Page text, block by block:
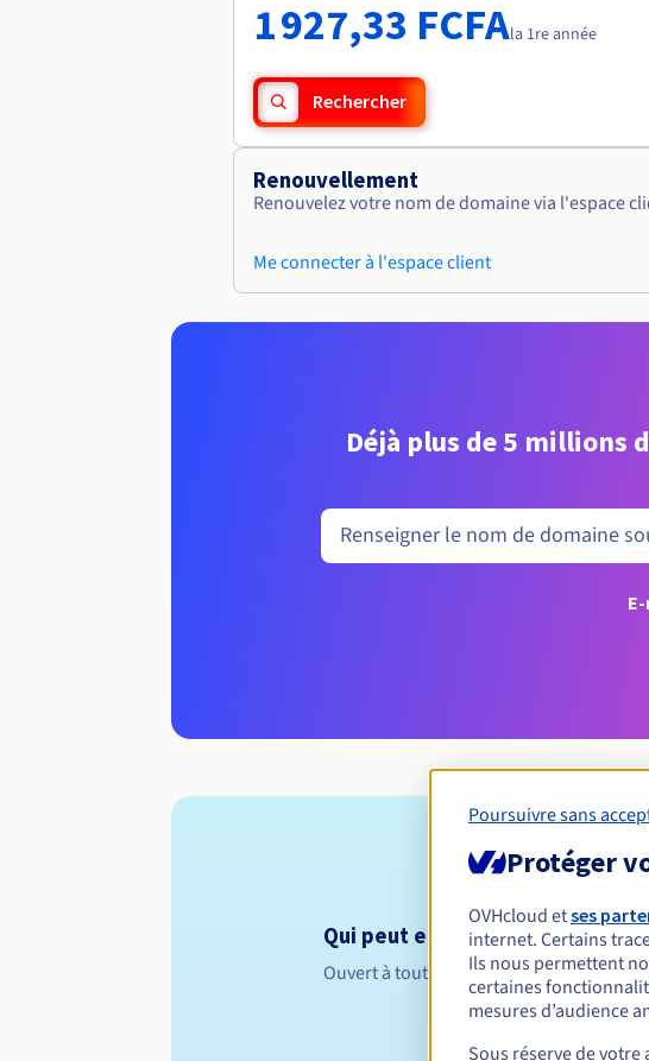
1 927,33 FCFAla 1re année
Rechercher
Renouvellement
Renouvelez votre nom de domaine via l'espace
Me connecter à l'espace client
Déjà plus de 5 millions
Qui peut enregistrer un
Ouvert à toutes les personnes
Poursuivre sans
Protéger
OVHcloud etses
internet. Certains
Ils nous permettent
certaines
mesures d’audience
Sous réserve de